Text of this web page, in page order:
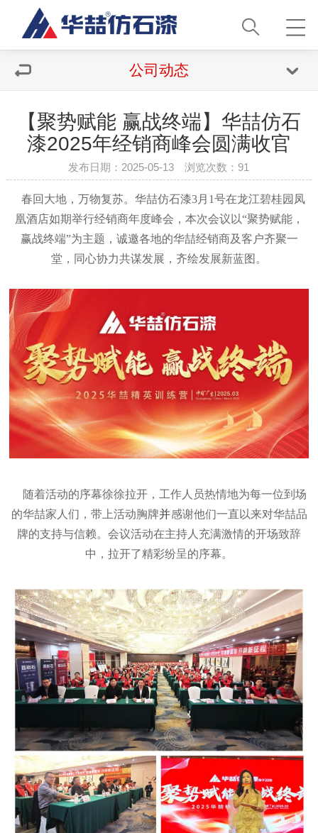
公司动态
【聚势赋能 赢战终端】华喆仿石
漆2025年经销商峰会圆满收官
发布日期：2025-05-13 浏览次数： 91
春回大地，万物复苏。华喆仿石漆3月1号在龙江碧桂园凤
凰酒店如期举行经销商年度峰会，本次会议以“聚势赋能，
赢战终端”为主题，诚邀各地的华喆经销商及客户齐聚一
堂，同心协力共谋发展，齐绘发展新蓝图。
随着活动的序幕徐徐拉开，工作人员热情地为每一位到场
的华喆家人们，带上活动胸牌并感谢他们一直以来对华喆品
牌的支持与信赖。会议活动在主持人充满激情的开场致辞
中，拉开了精彩纷呈的序幕。